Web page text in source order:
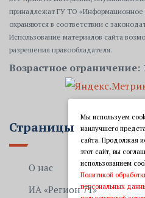
принадлежат ГУ ТО «Информационное
охраняются в соответствии с
Использование материалов сайта
разрешения правообладателя.
Возрастное ограничение:
Страницы
О нас
ИА «Регион 71»
Мы используем
наилучшего
сайта. Продолжая
этот сайт, вы
использованием
Политикой
персональных